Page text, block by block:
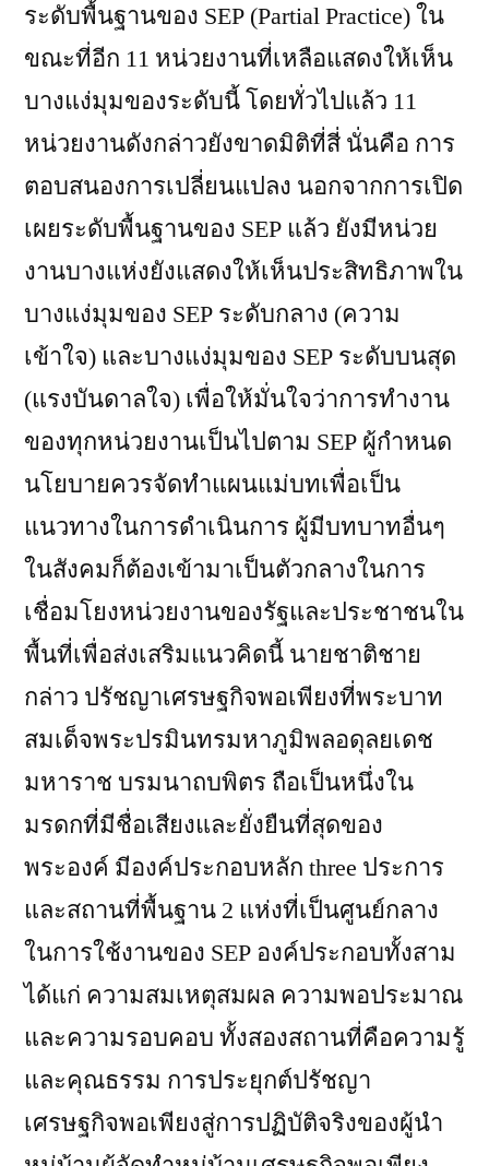
ระดับพื้นฐานของ SEP (Partial Practice) ใน
ขณะที่อีก 11 หน่วยงานที่เหลือแสดงให้เห็น
บางแง่มุมของระดับนี้ โดยทั่วไปแล้ว 11
หน่วยงานดังกล่าวยังขาดมิติที่สี่ นั่นคือ การ
ตอบสนองการเปลี่ยนแปลง นอกจากการเปิด
เผยระดับพื้นฐานของ SEP แล้ว ยังมีหน่วย
งานบางแห่งยังแสดงให้เห็นประสิทธิภาพใน
บางแง่มุมของ SEP ระดับกลาง (ความ
เข้าใจ) และบางแง่มุมของ SEP ระดับบนสุด
(แรงบันดาลใจ) เพื่อให้มั่นใจว่าการทำงาน
ของทุกหน่วยงานเป็นไปตาม SEP ผู้กำหนด
นโยบายควรจัดทำแผนแม่บทเพื่อเป็น
แนวทางในการดำเนินการ ผู้มีบทบาทอื่นๆ
ในสังคมก็ต้องเข้ามาเป็นตัวกลางในการ
เชื่อมโยงหน่วยงานของรัฐและประชาชนใน
พื้นที่เพื่อส่งเสริมแนวคิดนี้ นายชาติชาย
กล่าว ปรัชญาเศรษฐกิจพอเพียงที่พระบาท
สมเด็จพระปรมินทรมหาภูมิพลอดุลยเดช
มหาราช บรมนาถบพิตร ถือเป็นหนึ่งใน
มรดกที่มีชื่อเสียงและยั่งยืนที่สุดของ
พระองค์ มีองค์ประกอบหลัก three ประการ
และสถานที่พื้นฐาน 2 แห่งที่เป็นศูนย์กลาง
ในการใช้งานของ SEP องค์ประกอบทั้งสาม
ได้แก่ ความสมเหตุสมผล ความพอประมาณ
และความรอบคอบ ทั้งสองสถานที่คือความรู้
และคุณธรรม การประยุกต์ปรัชญา
เศรษฐกิจพอเพียงสู่การปฏิบัติจริงของผู้นำ